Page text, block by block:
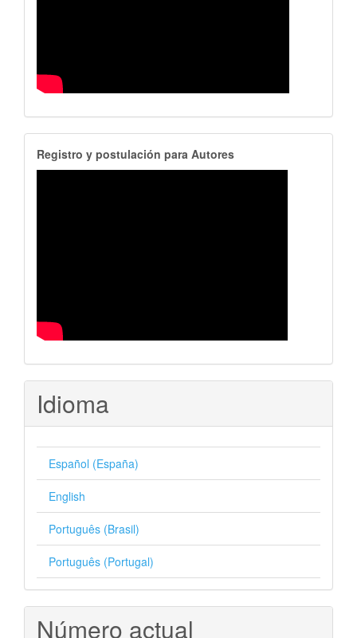
RegistroAutores
Registro y postulación para Autores
Idioma
Español (España)
English
Português (Brasil)
Português (Portugal)
Número actual